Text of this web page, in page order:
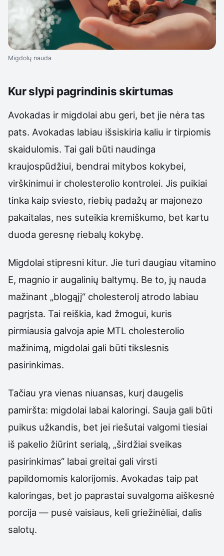
Migdolų nauda
Kur slypi pagrindinis skirtumas
Avokadas ir migdolai abu geri, bet jie nėra tas
pats. Avokadas labiau išsiskiria kaliu ir tirpiomis
skaidulomis. Tai gali būti naudinga
kraujospūdžiui, bendrai mitybos kokybei,
virškinimui ir cholesterolio kontrolei. Jis puikiai
tinka kaip sviesto, riebių padažų ar majonezo
pakaitalas, nes suteikia kremiškumo, bet kartu
duoda geresnę riebalų kokybę.
Migdolai stipresni kitur. Jie turi daugiau vitamino
E, magnio ir augalinių baltymų. Be to, jų nauda
mažinant „blogąjį“ cholesterolį atrodo labiau
pagrįsta. Tai reiškia, kad žmogui, kuris
pirmiausia galvoja apie MTL cholesterolio
mažinimą, migdolai gali būti tikslesnis
pasirinkimas.
Tačiau yra vienas niuansas, kurį daugelis
pamiršta: migdolai labai kaloringi. Sauja gali būti
puikus užkandis, bet jei riešutai valgomi tiesiai
iš pakelio žiūrint serialą, „širdžiai sveikas
pasirinkimas“ labai greitai gali virsti
papildomomis kalorijomis. Avokadas taip pat
kaloringas, bet jo paprastai suvalgoma aiškesnė
porcija — pusė vaisiaus, keli griežinėliai, dalis
salotų.